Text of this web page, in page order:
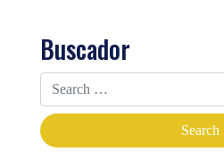
Buscador